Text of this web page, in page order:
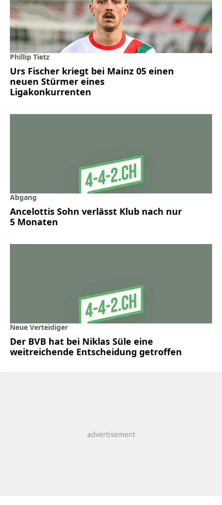
Phillip Tietz
Urs Fischer kriegt bei Mainz 05 einen
neuen Stürmer eines
Ligakonkurrenten
Abgang
Ancelottis Sohn verlässt Klub nach nur
5 Monaten
Neue Verteidiger
Der BVB hat bei Niklas Süle eine
weitreichende Entscheidung getroffen